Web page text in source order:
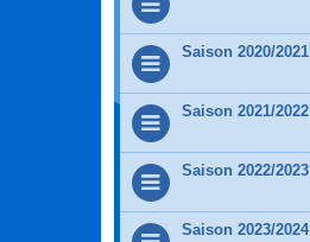
Saison 2020/2021
Saison 2021/2022
Saison 2022/2023
Saison 2023/2024